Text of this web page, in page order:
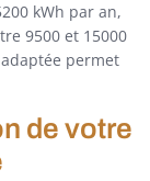
kWh par an,
9500 et 15000
permet
de votre